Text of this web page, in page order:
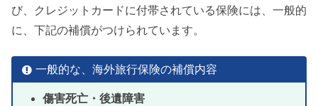
び、クレジットカードに付帯されている保険には、一般的
に、下記の補償がつけられています。
一般的な、海外旅行保険の補償内容
傷害死亡・後遺障害